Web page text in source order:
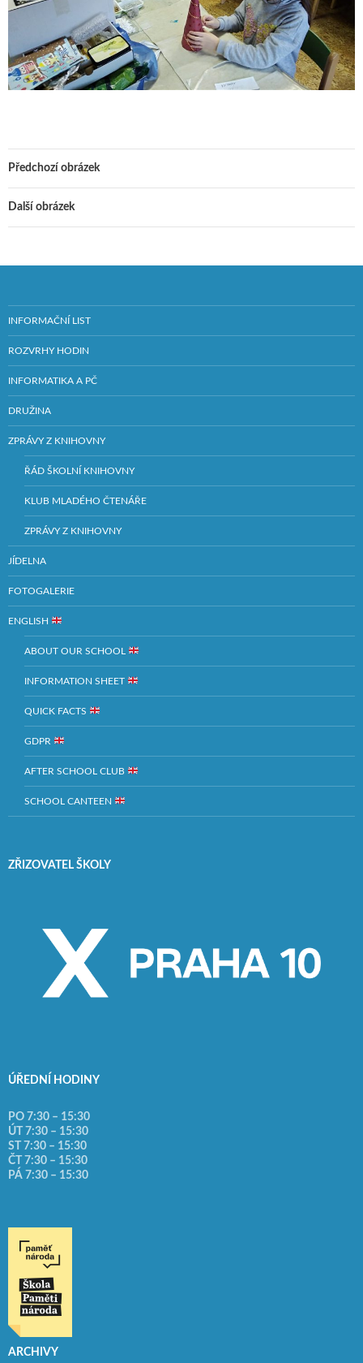
Předchozí obrázek
Další obrázek
INFORMAČNÍ LIST
ROZVRHY HODIN
INFORMATIKA A PČ
DRUŽINA
ZPRÁVY Z KNIHOVNY
ŘÁD ŠKOLNÍ KNIHOVNY
KLUB MLADÉHO ČTENÁŘE
ZPRÁVY Z KNIHOVNY
JÍDELNA
FOTOGALERIE
ENGLISH
ABOUT OUR SCHOOL
INFORMATION SHEET
QUICK FACTS
GDPR
AFTER SCHOOL CLUB
SCHOOL CANTEEN
ZŘIZOVATEL ŠKOLY
ÚŘEDNÍ HODINY
PO 7:30 – 15:30
ÚT 7:30 – 15:30
ST 7:30 – 15:30
ČT 7:30 – 15:30
PÁ 7:30 – 15:30
ARCHIVY